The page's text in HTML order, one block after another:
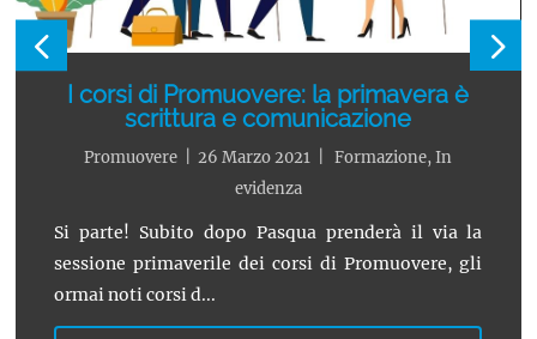
I corsi di Promuovere: la primavera è
scrittura e comunicazione
Promuovere 26 Marzo 2021 Formazione,In
evidenza
Si parte! Subito dopo Pasqua prenderà il via la
sessione primaverile dei corsi di Promuovere, gli
ormai noti corsi d...